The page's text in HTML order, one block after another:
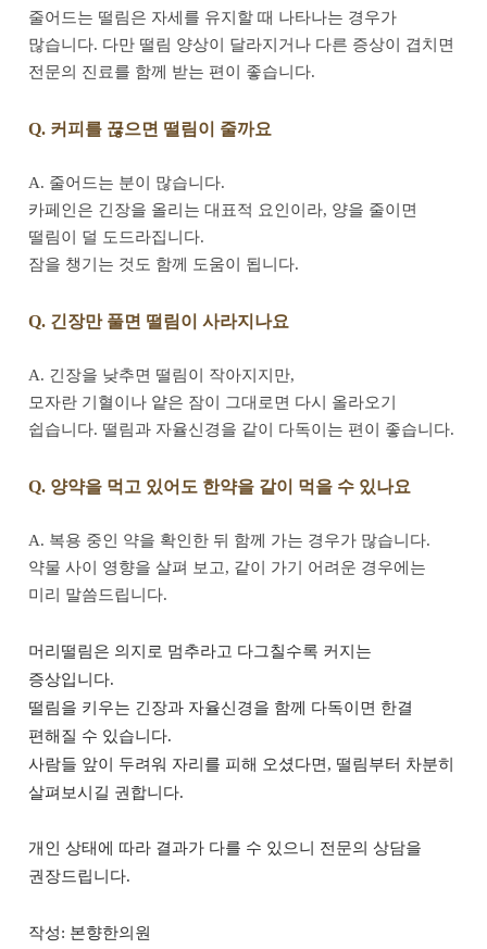
줄어드는 떨림은 자세를 유지할 때 나타나는 경우가
많습니다. 다만 떨림 양상이 달라지거나 다른 증상이 겹치면
전문의 진료를 함께 받는 편이 좋습니다.
Q. 커피를 끊으면 떨림이 줄까요
A. 줄어드는 분이 많습니다.
카페인은 긴장을 올리는 대표적 요인이라, 양을 줄이면
떨림이 덜 도드라집니다.
잠을 챙기는 것도 함께 도움이 됩니다.
Q. 긴장만 풀면 떨림이 사라지나요
A. 긴장을 낮추면 떨림이 작아지지만,
모자란 기혈이나 얕은 잠이 그대로면 다시 올라오기
쉽습니다. 떨림과 자율신경을 같이 다독이는 편이 좋습니다.
Q. 양약을 먹고 있어도 한약을 같이 먹을 수 있나요
A. 복용 중인 약을 확인한 뒤 함께 가는 경우가 많습니다.
약물 사이 영향을 살펴 보고, 같이 가기 어려운 경우에는
미리 말씀드립니다.
머리떨림은 의지로 멈추라고 다그칠수록 커지는
증상입니다.
떨림을 키우는 긴장과 자율신경을 함께 다독이면 한결
편해질 수 있습니다.
사람들 앞이 두려워 자리를 피해 오셨다면, 떨림부터 차분히
살펴보시길 권합니다.
개인 상태에 따라 결과가 다를 수 있으니 전문의 상담을
권장드립니다.
작성: 본향한의원